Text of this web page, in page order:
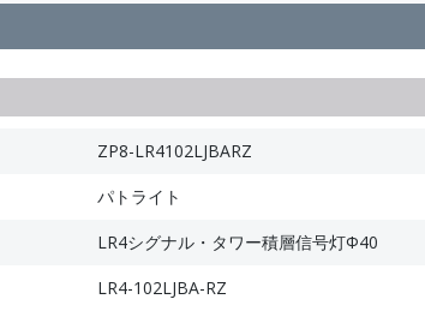
ZP8-LR4102LJBARZ
パトライト
LR4シグナル・タワー積層信号灯Φ40
LR4-102LJBA-RZ